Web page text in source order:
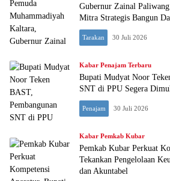
Gubernur Zainal
Mitra Strategis Bangun
Tarakan 30 Juli 2026
Kabar Penajam Terbaru
Bupati Mudyat Noor
SNT di PPU Segera
Penajam 30 Juli 2026
Kabar Pemkab Kubar
Pemkab Kubar Perkuat
Tekankan Pengelolaan
dan Akuntabel